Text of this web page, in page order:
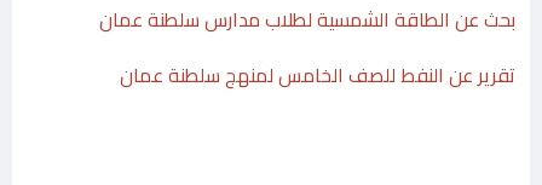
بحث عن الطاقة الشمسية لطلاب مدارس سلطنة عمان
تقرير عن النفط للصف الخامس لمنهج سلطنة عمان